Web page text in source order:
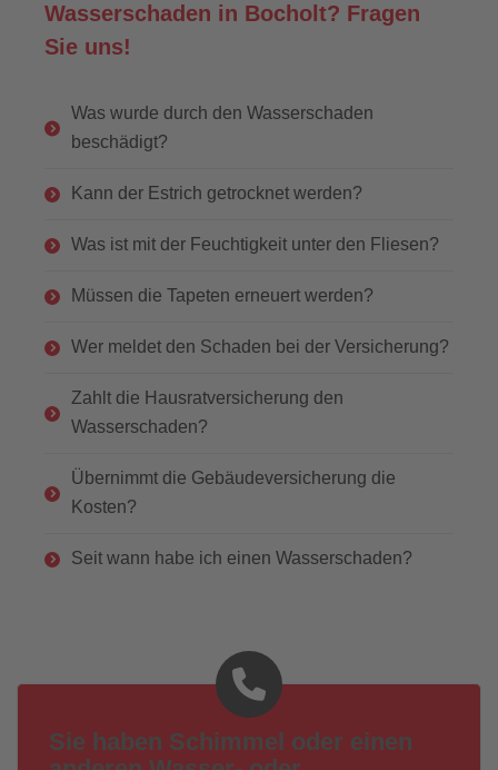
Wasserschaden in Bocholt? Fragen
Sie uns!
Was wurde durch den Wasserschaden
beschädigt?
Kann der Estrich getrocknet werden?
Was ist mit der Feuchtigkeit unter den Fliesen?
Müssen die Tapeten erneuert werden?
Wer meldet den Schaden bei der Versicherung?
Zahlt die Hausratversicherung den
Wasserschaden?
Übernimmt die Gebäudeversicherung die
Kosten?
Seit wann habe ich einen Wasserschaden?
Sie haben Schimmel oder einen